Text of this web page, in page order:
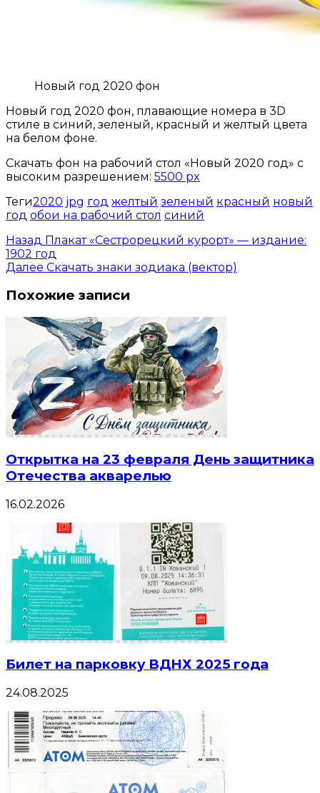
Новый год 2020 фон
Новый год 2020 фон, плавающие номера в 3D
стиле в синий, зеленый, красный и желтый цвета
на белом фоне.
Скачать фон на рабочий стол «Новый 2020 год» c
высоким разрешением: 5500 px
Теги2020 jpg год желтый зеленый красный новый
год обои на рабочий стол синий
Назад Плакат «Сестрорецкий курорт» — издание:
1902 год
Далее Скачать знаки зодиака (вектор)
Похожие записи
Открытка на 23 февраля День защитника
Отечества акварелью
16.02.2026
Билет на парковку ВДНХ 2025 года
24.08.2025